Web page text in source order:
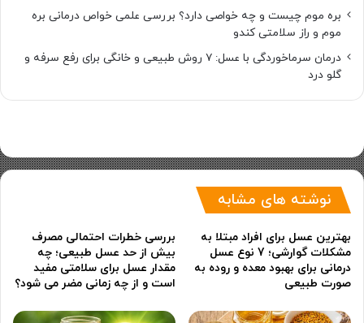
بره موم چیست و چه خواصی دارد؟ بررسی علمی خواص درمانی بره
موم و راز سلامتی کندو
درمان سرماخوردگی با عسل: ۷ روش طبیعی و خانگی برای رفع سرفه و
گلو درد
نوشته های مشابه
بهترین عسل برای افراد مبتلا به
مشکلات گوارشی؛ 7 نوع عسل
درمانی برای بهبود معده و روده به
صورت طبیعی
بررسی خطرات احتمالی مصرف
بیش از حد عسل طبیعی؛ چه
مقدار عسل برای سلامتی مفید
است و از چه زمانی مضر می شود؟